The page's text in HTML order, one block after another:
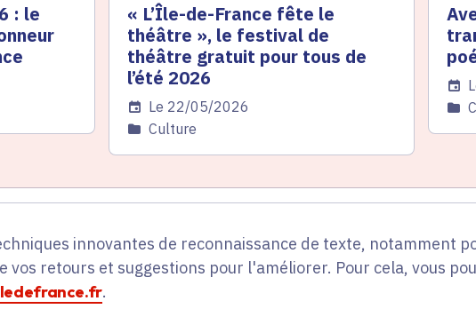
: le
« L’Île-de-France fête le
théâtre », le festival de
théâtre gratuit pour tous de
l’été 2026
Date de l'arrêté
Le 22/05/2026
Catégorie
Culture
innovantes de reconnaissance de texte, notamment
vos retours et suggestions pour l'améliorer. Pour cela, vous
.